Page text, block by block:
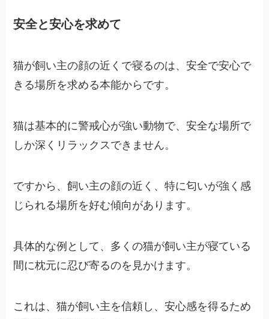
安全と安心を求めて
猫が飼い主の顔の近くで寝るのは、安全で安心で
きる場所を求める本能からです。
猫は基本的に警戒心が強い動物で、安全な場所で
しか深くリラックスできません。
ですから、飼い主の顔の近く、特に匂いが強く感
じられる場所を好む傾向があります。
具体的な例として、多くの猫が飼い主が寝ている
間に枕元に忍び寄るのを見かけます。
これは、猫が飼い主を信頼し、安心感を得るため